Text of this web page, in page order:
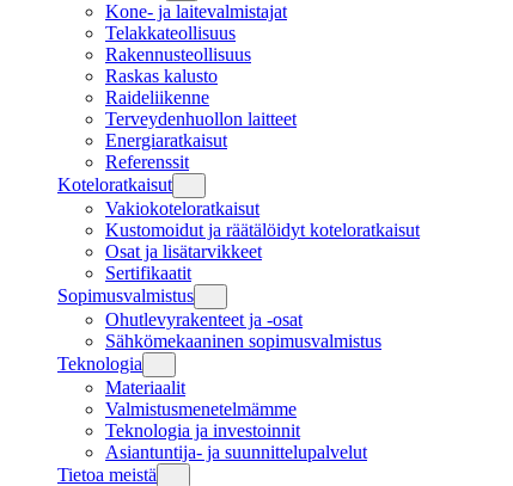
Kone- ja laitevalmistajat
Telakkateollisuus
Rakennusteollisuus
Raskas kalusto
Raideliikenne
Terveydenhuollon laitteet
Energiaratkaisut
Referenssit
Koteloratkaisut
Vakiokoteloratkaisut
Kustomoidut ja räätälöidyt koteloratkaisut
Osat ja lisätarvikkeet
Sertifikaatit
Sopimusvalmistus
Ohutlevyrakenteet ja -osat
Sähkömekaaninen sopimusvalmistus
Teknologia
Materiaalit
Valmistusmenetelmämme
Teknologia ja investoinnit
Asiantuntija- ja suunnittelupalvelut
Tietoa meistä